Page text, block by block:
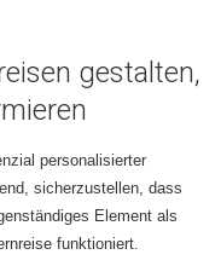
gestalten,
personalisierter
sicherzustellen, dass
Element als
funktioniert.